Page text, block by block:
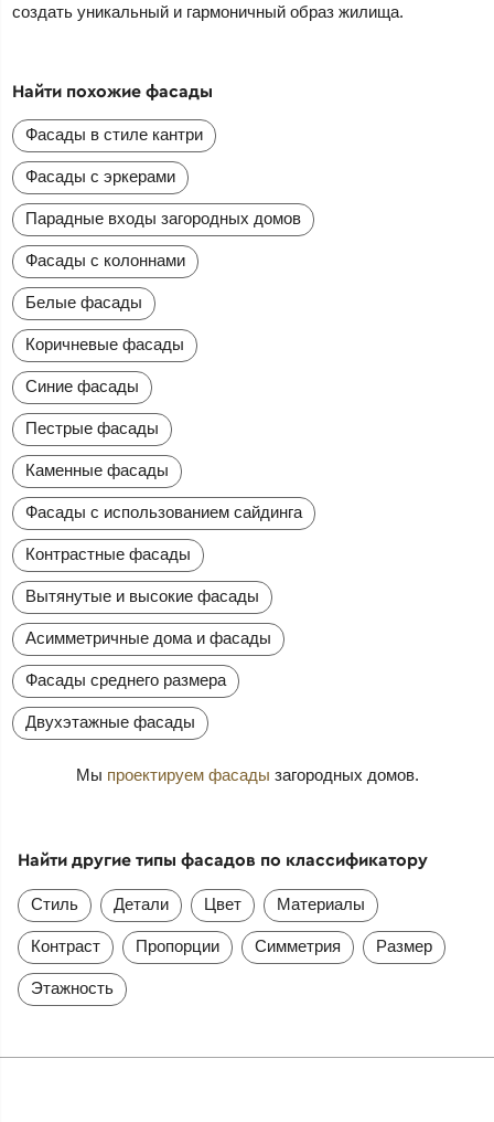
создать уникальный и гармоничный образ жилища.
Найти похожие фасады
Фасады в стиле кантри
Фасады с эркерами
Парадные входы загородных домов
Фасады с колоннами
Белые фасады
Коричневые фасады
Синие фасады
Пестрые фасады
Каменные фасады
Фасады с использованием сайдинга
Контрастные фасады
Вытянутые и высокие фасады
Асимметричные дома и фасады
Фасады среднего размера
Двухэтажные фасады
Мы проектируем фасады загородных домов.
Найти другие типы фасадов по классификатору
Стиль Детали Цвет Материалы
Контраст Пропорции Симметрия Размер
Этажность